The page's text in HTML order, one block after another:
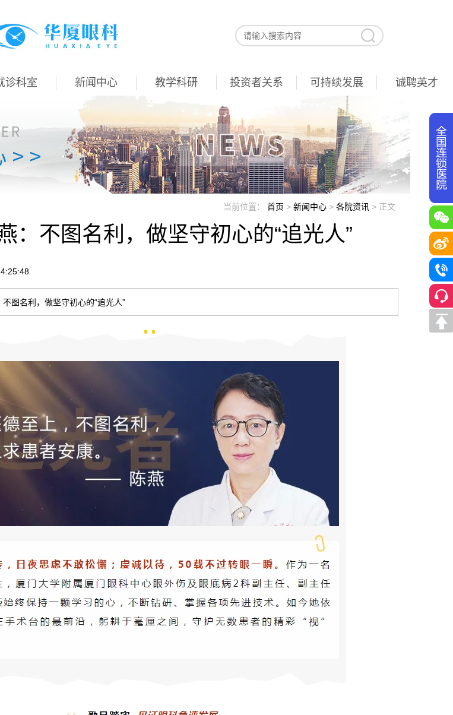
诊科室 新闻中心 教学科研 投资者关系 可持续发展 诚聘英才
当前位置： 首页 > 新闻中心 > 各院资讯 > 正文
：不图名利，做坚守初心的“追光人”
图名利，做坚守初心的“追光人”